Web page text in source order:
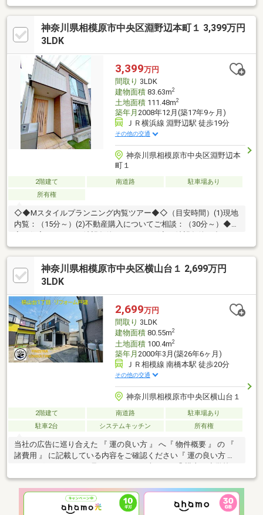
す！■弊社スタッフは全員、注文住宅をメインとした工務店出身
なので、 建物の仕様から土地の利用価値など多岐に渡りご説明
させて頂きます。
神奈川県相模原市中央区淵野辺本町１ 3,399万円
3LDK
3,399万円
間取り 3LDK
建物面積83.63m2
土地面積111.48m2
築年月 2008年12月(築17年9ヶ月)
ＪＲ横浜線 淵野辺駅 徒歩19分
その他の交通
神奈川県相模原市中央区淵野辺本
町１
2階建て 南道路
駐車場あり
所有権
◇◆Mスタイルプランニング内覧ツアー◆◇（目安時間）(1)現地
内覧：（15分～）(2)不動産購入についてご相談：（30分～）◆内
物件情報の閲覧サポート～【お客様のマイホームってどんなイメ
ージ？】～◆広いリビングで楽しい食事！◆毎月支払う費用はど
のくらいになるの。◆不動産の購入は不安があって色々心配。不
動産購入は夢もあるけど、悩みや不安もありますね。少しでもお
提案ができたらと思っています。是非、お気軽にお立ち寄りくだ
さい。
神奈川県相模原市中央区横山台１ 2,699万円
3LDK
2,699万円
間取り 3LDK
建物面積80.55m2
土地面積100.4m2
築年月 2000年3月(築26年6ヶ月)
ＪＲ相模線 南橋本駅 徒歩20分
その他の交通
神奈川県相模原市中央区横山台１
2階建て 南道路
駐車場あり
駐車2台
システムキッチン 所有権
当社の広告に巡り合えた 『 運の良い方 』 へ『 物件概要 』 の 『
諸費用 』 に記載している内容をご確認ください『 運の良い方 』
」 徒歩 9 分■「 清新 中学校 」 徒歩 13 分■リフォーム済■駐
車場 2台■南側 駐車場 陽当たり良好